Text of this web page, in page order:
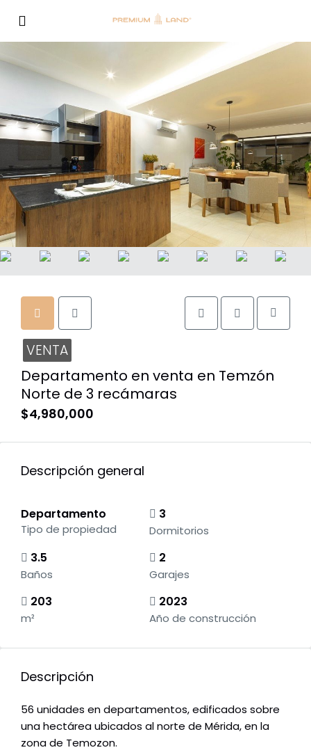
VENTA
Departamento en venta en Temzón
Norte de 3 recámaras
$4,980,000
Descripción general
Departamento
Tipo de propiedad
3
Dormitorios
3.5
Baños
2
Garajes
203
m²
2023
Año de construcción
Descripción
56 unidades en departamentos, edificados sobre
una hectárea ubicados al norte de Mérida, en la
zona de Temozon.